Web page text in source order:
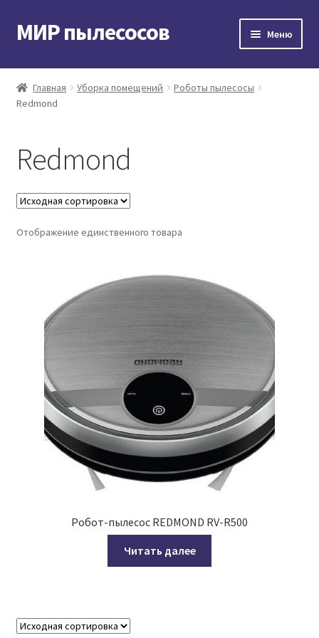
Перейти
к
Перейти
к
МИР пылесосов Меню
Главная
Мой аккаунт
Главная Уборка помещений
Роботы пылесосы
Redmond
Redmond
Отображение единственного товара
Робот-пылесос REDMOND RV-R500
Читать далее